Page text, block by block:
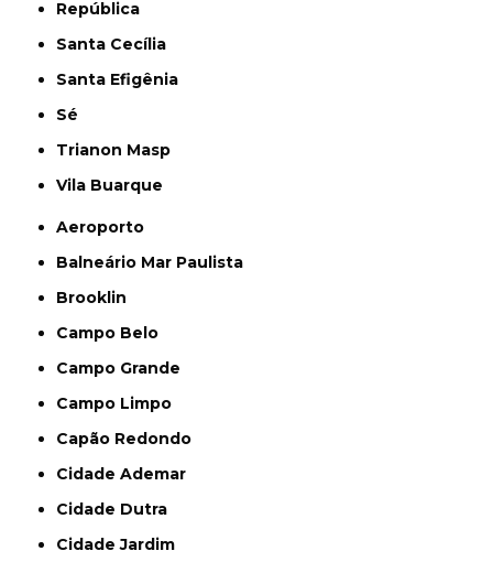
República
Santa Cecília
Santa Efigênia
Sé
Trianon Masp
Vila Buarque
Aeroporto
Balneário Mar Paulista
Brooklin
Campo Belo
Campo Grande
Campo Limpo
Capão Redondo
Cidade Ademar
Cidade Dutra
Cidade Jardim